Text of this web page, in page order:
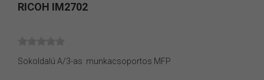
RICOH IM2702
Sokoldalú A/3-as munkacsoportos MFP